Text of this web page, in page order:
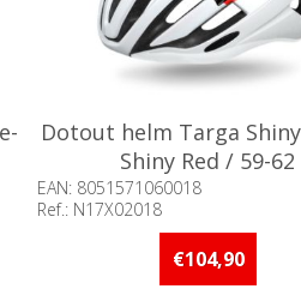
Dotout helm Targa
Shiny Red / 59-62
EAN: 8051571060018
Ref.: N17X02018
Beschikbaarheid:: Minder
€104,90